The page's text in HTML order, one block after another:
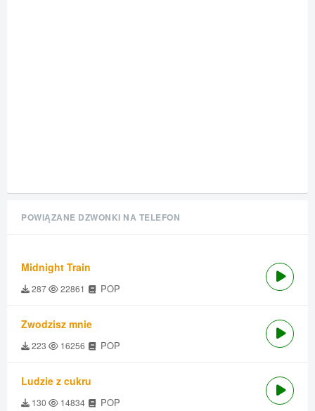
POWIĄZANE DZWONKI NA TELEFON
Midnight Train
287 22861 POP
Zwodzisz mnie
223 16256 POP
Ludzie z cukru
130 14834 POP